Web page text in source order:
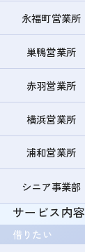
永福町営業所
巣鴨営業所
赤羽営業所
横浜営業所
浦和営業所
シニア事業部
サービス内容
借りたい